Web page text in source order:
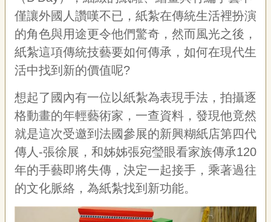
關
於
我
們
隱
私
權
宣
告
資
訊
網
站
僅讓外國人讚嘆不已，紙紮在傳統生活裡扮演
的角色與用途更令他們驚奇，然而風光之後，
紙紮這項傳統技藝要如何傳承，如何在現代生
活中找到新的價值呢?
想起了國內有一位以紙紮為表現手法，拍攝逐
格動畫的年輕藝術家，一查資料，發現他竟然
就是這次受邀到法國參展的新興糊紙店第四代
傳人-張徐展，和姊姊張宛瑩眼看家族傳承120
年的手藝即將失傳，決定一起接手，乘著過往
的文化脈絡，為紙紮找到新功能。